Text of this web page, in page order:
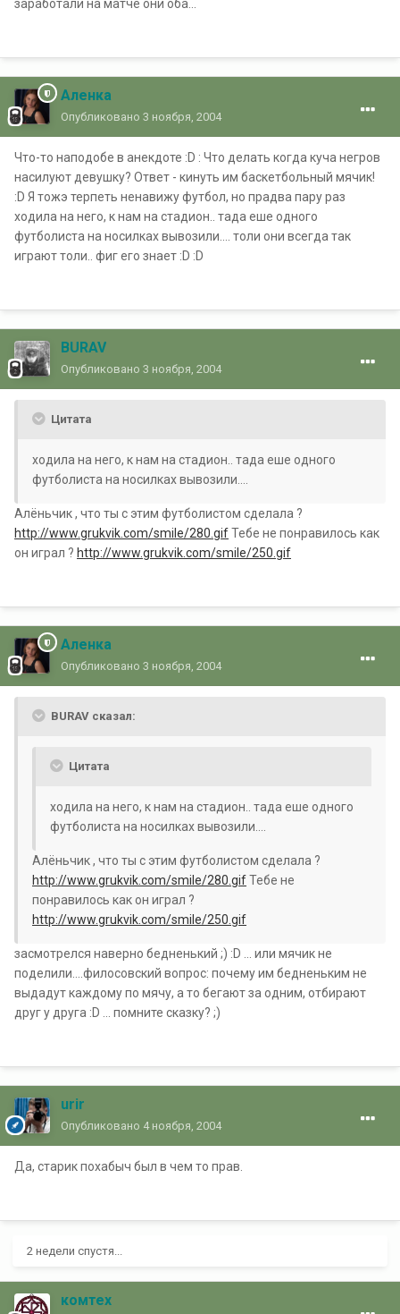
заработали на матче они оба...
Аленка
Опубликовано 3 ноября, 2004
Что-то наподобе в анекдоте :D : Что делать когда куча негров
насилуют девушку? Ответ - кинуть им баскетбольный мячик!
:D Я тожэ терпеть ненавижу футбол, но прадва пару раз
ходила на него, к нам на стадион.. тада еше одного
футболиста на носилках вывозили.... толи они всегда так
играют толи.. фиг его знает :D :D
BURAV
Опубликовано 3 ноября, 2004
Цитата
ходила на него, к нам на стадион.. тада еше одного
футболиста на носилках вывозили....
Алёньчик , что ты с этим футболистом сделала ?
http://www.grukvik.com/smile/280.gifТебе не понравилось как
он играл ? http://www.grukvik.com/smile/250.gif
Аленка
Опубликовано 3 ноября, 2004
BURAV сказал:
Цитата
ходила на него, к нам на стадион.. тада еше одного
футболиста на носилках вывозили....
Алёньчик , что ты с этим футболистом сделала ?
http://www.grukvik.com/smile/280.gifТебе не
понравилось как он играл ?
http://www.grukvik.com/smile/250.gif
засмотрелся наверно бедненький ;) :D ... или мячик не
поделили....филосовский вопрос: почему им бедненьким не
выдадут каждому по мячу, а то бегают за одним, отбирают
друг у друга :D ... помните сказку? ;)
urir
Опубликовано 4 ноября, 2004
Да, старик похабыч был в чем то прав.
2 недели спустя...
комтех